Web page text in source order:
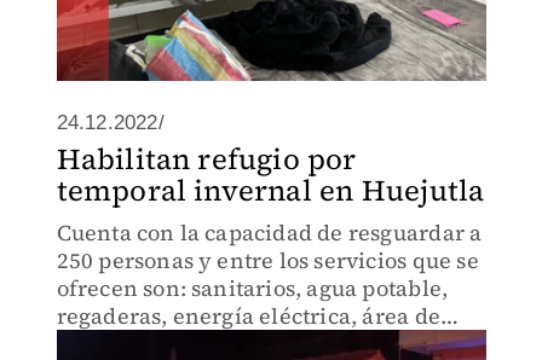
24.12.2022/
Habilitan refugio por
temporal invernal en Huejutla
Cuenta con la capacidad de resguardar a
250 personas y entre los servicios que se
ofrecen son: sanitarios, agua potable,
regaderas, energía eléctrica, área de
servicios médicos y cocina.